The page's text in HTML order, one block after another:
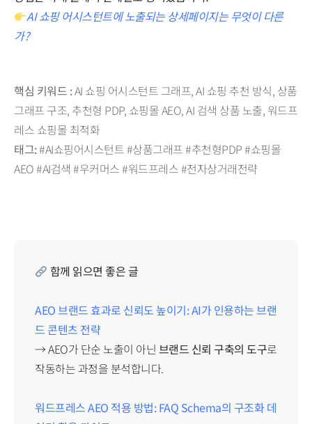
AI 쇼핑 어시스턴트에 노출되는 상세페이지는 무엇이 다른
가?
핵심 키워드 :AI 쇼핑 어시스턴트 그래프, AI 쇼핑 추천 방식, 상품
그래프 구조, 추천형 PDP, 쇼핑몰 AEO, AI 검색 상품 노출, 워드프
레스 쇼핑몰 최적화
태그:#AI쇼핑어시스턴트 #상품그래프 #추천형PDP #쇼핑몰
AEO #AI검색 #우커머스 #워드프레스 #전자상거래전략
함께 읽으면 좋은 글
AEO 브랜드 효과로 신뢰도 높이기: AI가 인용하는 브랜
드 콘텐츠 전략
→ AEO가 단순 노출이 아닌 브랜드 신뢰 구축의 도구로
작동하는 과정을 분석합니다.
워드프레스 AEO 적용 방법: FAQ Schema의 구조화 데